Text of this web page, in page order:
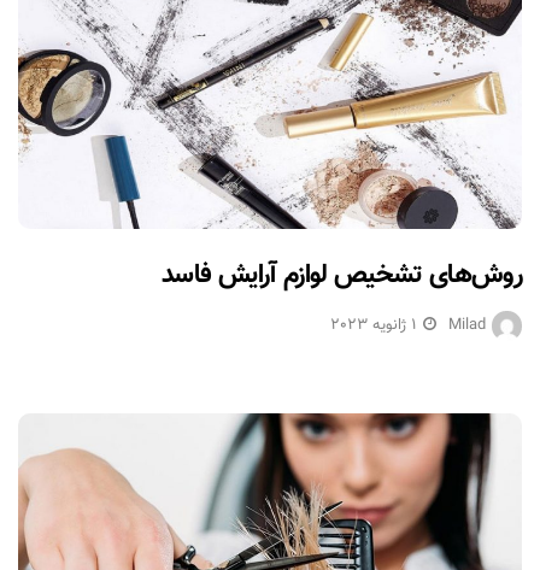
روش‌های تشخیص لوازم آرایش فاسد
Milad 1 ژانویه 2023